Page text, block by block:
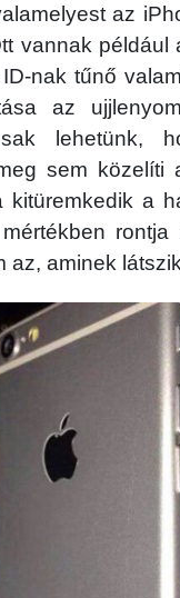
az
vannak
nak tűnő
az
lehetünk,
sem közelíti
kitüremkedik a
az, aminek